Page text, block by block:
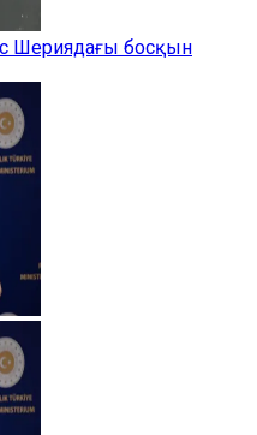
Шериядағы босқын